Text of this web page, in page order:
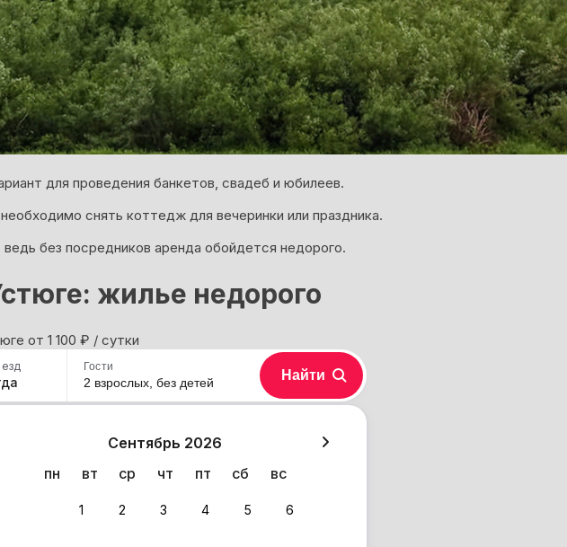
для проведения банкетов, свадеб и юбилеев.
снять коттедж для вечеринки или праздника.
без посредников аренда обойдется недорого.
жилье недорого
oт 1 100 ₽ / сутки
Сентябрь 2026
пн
вт ср чт пт сб вс
1 2 3 4 5 6
Гости
2 взрослых, без детей Найти